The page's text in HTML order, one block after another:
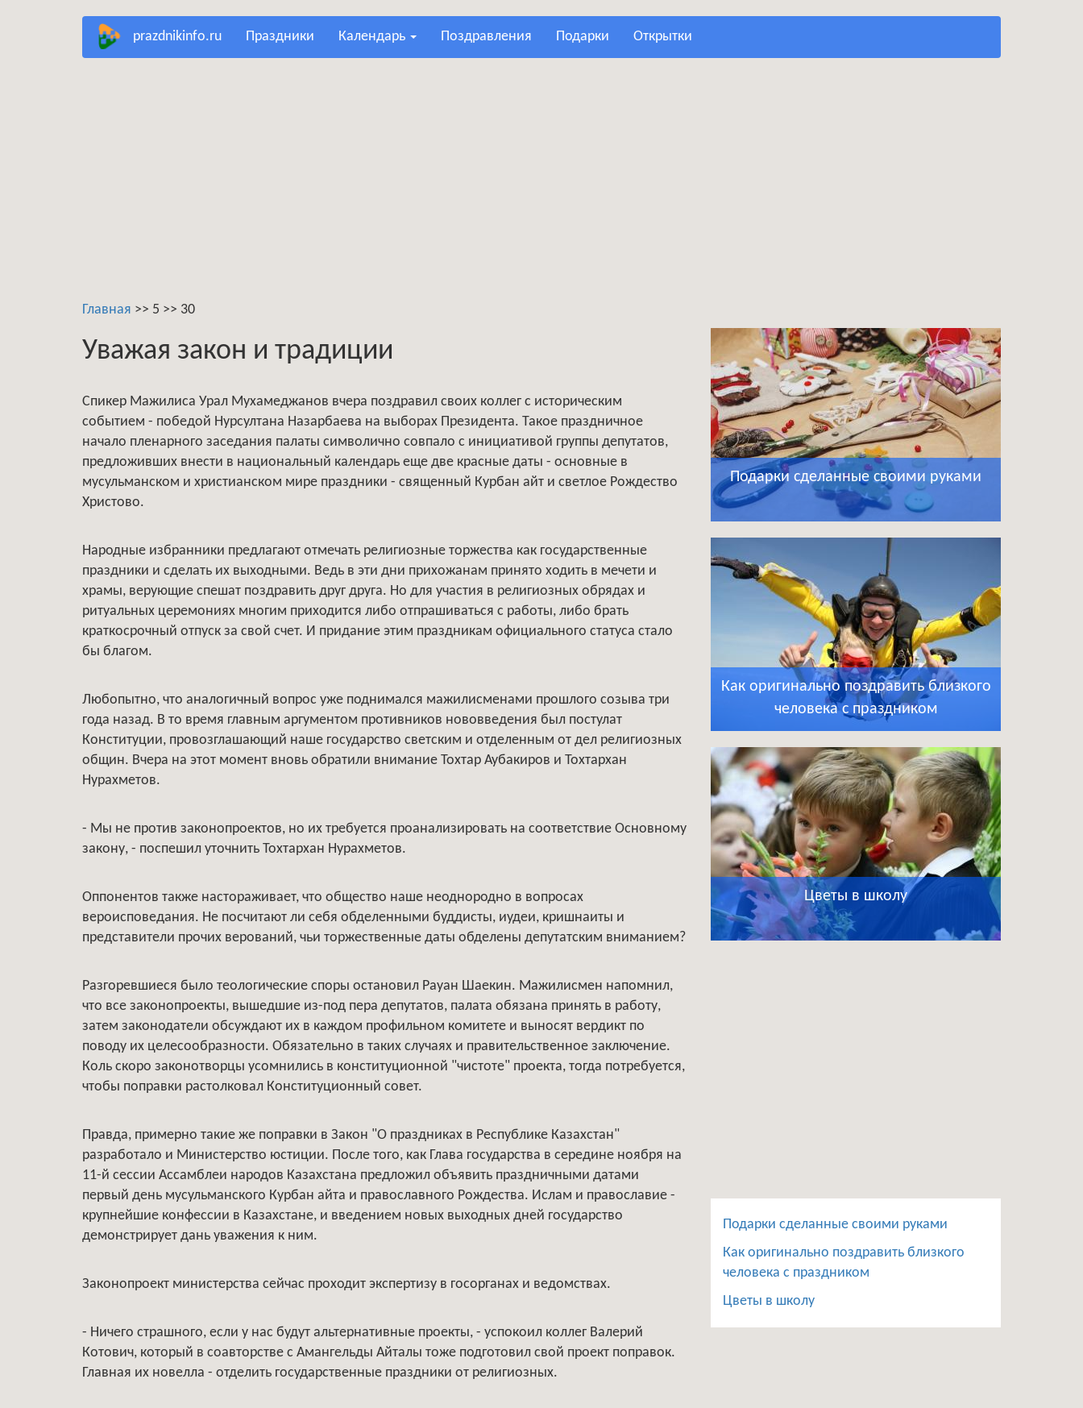
prazdnikinfo.ru праздники календарь поздравления подарки открытки
Главная >> 5 >> 30
Уважая закон и традиции
Спикер Мажилиса Урал Мухамеджанов вчера поздравил своих коллег с историческим
событием - победой Нурсултана Назарбаева на выборах Президента. Такое праздничное
начало пленарного заседания палаты символично совпало с инициативой группы депутатов,
предложивших внести в национальный календарь еще две красные даты - основные в
мусульманском и христианском мире праздники - священный Курбан айт и светлое Рождество
Христово.
Народные избранники предлагают отмечать религиозные торжества как государственные
праздники и сделать их выходными. Ведь в эти дни прихожанам принято ходить в мечети и
храмы, верующие спешат поздравить друг друга. Но для участия в религиозных обрядах и
ритуальных церемониях многим приходится либо отпрашиваться с работы, либо брать
краткосрочный отпуск за свой счет. И придание этим праздникам официального статуса стало
бы благом.
Любопытно, что аналогичный вопрос уже поднимался мажилисменами прошлого созыва три
года назад. В то время главным аргументом противников нововведения был постулат
Конституции, провозглашающий наше государство светским и отделенным от дел религиозных
общин. Вчера на этот момент вновь обратили внимание Тохтар Аубакиров и Тохтархан
Нурахметов.
- Мы не против законопроектов, но их требуется проанализировать на соответствие Основному
закону, - поспешил уточнить Тохтархан Нурахметов.
Оппонентов также настораживает, что общество наше неоднородно в вопросах
вероисповедания. Не посчитают ли себя обделенными буддисты, иудеи, кришнаиты и
представители прочих верований, чьи торжественные даты обделены депутатским вниманием?
Разгоревшиеся было теологические споры остановил Рауан Шаекин. Мажилисмен напомнил,
что все законопроекты, вышедшие из-под пера депутатов, палата обязана принять в работу,
затем законодатели обсуждают их в каждом профильном комитете и выносят вердикт по
поводу их целесообразности. Обязательно в таких случаях и правительственное заключение.
Коль скоро законотворцы усомнились в конституционной "чистоте" проекта, тогда потребуется,
чтобы поправки растолковал Конституционный совет.
Правда, примерно такие же поправки в Закон "О праздниках в Республике Казахстан"
разработало и Министерство юстиции. После того, как Глава государства в середине ноября на
11-й сессии Ассамблеи народов Казахстана предложил объявить праздничными датами
первый день мусульманского Курбан айта и православного Рождества. Ислам и православие -
крупнейшие конфессии в Казахстане, и введением новых выходных дней государство
демонстрирует дань уважения к ним.
Законопроект министерства сейчас проходит экспертизу в госорганах и ведомствах.
- Ничего страшного, если у нас будут альтернативные проекты, - успокоил коллег Валерий
Котович, который в соавторстве с Амангельды Айталы тоже подготовил свой проект поправок.
Главная их новелла - отделить государственные праздники от религиозных.
Подарки сделанные своими руками
Как оригинально поздравить близкого
человека с праздником
Цветы в школу
Подарки сделанные своими руками
Как оригинально поздравить близкого
человека с праздником
Цветы в школу